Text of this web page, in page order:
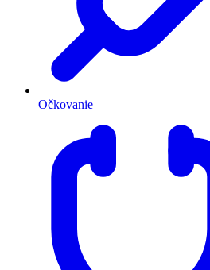
Očkovanie